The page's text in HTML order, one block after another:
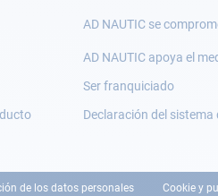
AD NAUTIC se
AD NAUTIC apoya el
Ser franquiciado
Declaración del
de los datos personales Cookie y